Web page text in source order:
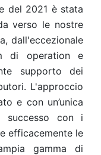
del 2021 è stata
verso le nostre
dall'eccezionale
di operation e
supporto dei
L'approccio
e con un’unica
successo con i
efficacemente le
gamma di